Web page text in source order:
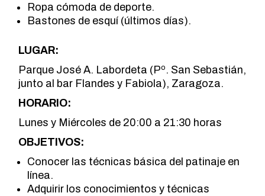
Ropa cómoda de deporte.
Bastones de esquí (últimos días).
LUGAR:
Parque José A. Labordeta (Pº. San Sebastián,
junto al bar Flandes y Fabiola), Zaragoza.
HORARIO:
Lunes y Miércoles de 20:00 a 21:30 horas
OBJETIVOS:
Conocer las técnicas básica del patinaje en
línea.
Adquirir los conocimientos y técnicas